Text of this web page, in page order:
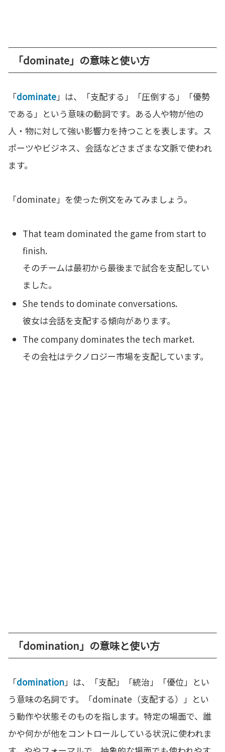
「dominate」の意味と使い方
「dominate」は、「支配する」「圧倒する」「優勢
である」という意味の動詞です。ある人や物が他の
人・物に対して強い影響力を持つことを表します。ス
ポーツやビジネス、会話などさまざまな文脈で使われ
ます。
「dominate」を使った例文をみてみましょう。
That team dominated the game from start to
finish.
そのチームは最初から最後まで試合を支配してい
ました。
She tends to dominate conversations.
彼女は会話を支配する傾向があります。
The company dominates the tech market.
その会社はテクノロジー市場を支配しています。
「domination」の意味と使い方
「domination」は、「支配」「統治」「優位」とい
う意味の名詞です。「dominate（支配する）」とい
う動作や状態そのものを指します。特定の場面で、誰
かや何かが他をコントロールしている状況に使われま